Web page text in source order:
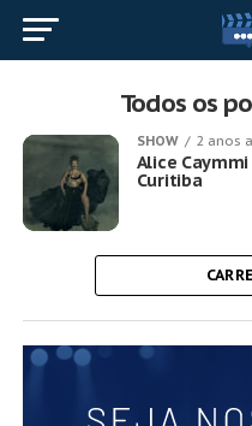
Todos os
SHOW 2 anos
Alice
Curitiba